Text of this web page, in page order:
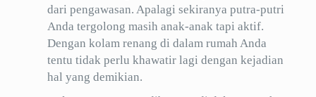
dari pengawasan. Apalagi sekiranya putra-putri
Anda tergolong masih anak-anak tapi aktif.
Dengan kolam renang di dalam rumah Anda
tentu tidak perlu khawatir lagi dengan kejadian
hal yang demikian.